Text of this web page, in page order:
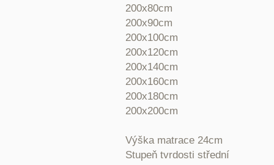
200x80cm
200x90cm
200x100cm
200x120cm
200x140cm
200x160cm
200x180cm
200x200cm
Výška matrace 24cm
Stupeň tvrdosti střední